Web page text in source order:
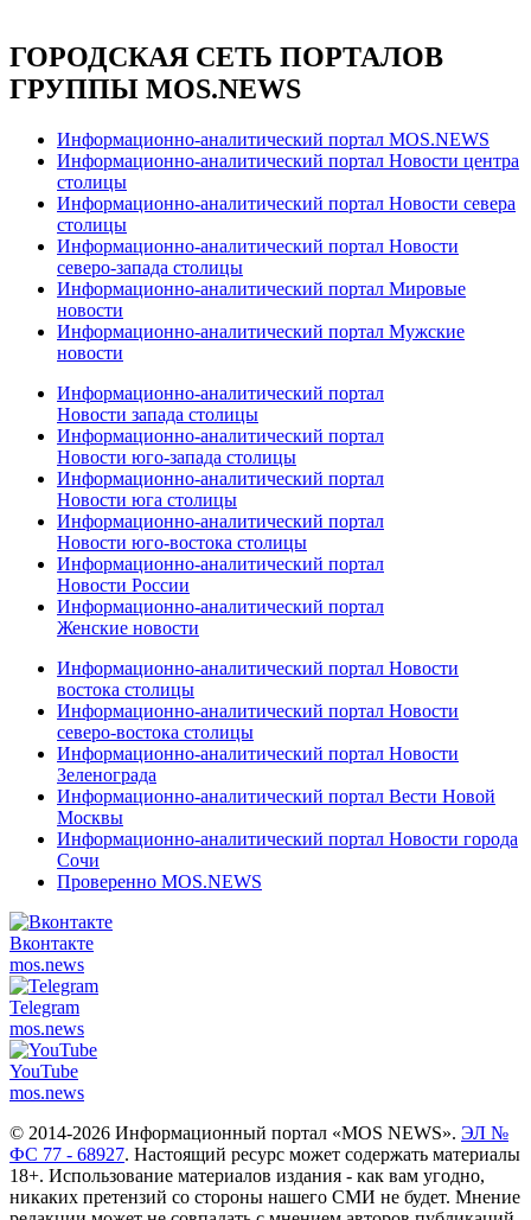
ГОРОДСКАЯ СЕТЬ ПОРТАЛОВ
ГРУППЫ MOS.NEWS
Информационно-аналитический портал MOS.NEWS
Информационно-аналитический портал Новости центра
столицы
Информационно-аналитический портал Новости севера
столицы
Информационно-аналитический портал Новости
северо-запада столицы
Информационно-аналитический портал Мировые
новости
Информационно-аналитический портал Мужские
новости
Информационно-аналитический портал
Новости запада столицы
Информационно-аналитический портал
Новости юго-запада столицы
Информационно-аналитический портал
Новости юга столицы
Информационно-аналитический портал
Новости юго-востока столицы
Информационно-аналитический портал
Новости России
Информационно-аналитический портал
Женские новости
Информационно-аналитический портал Новости
востока столицы
Информационно-аналитический портал Новости
северо-востока столицы
Информационно-аналитический портал Новости
Зеленограда
Информационно-аналитический портал Вести Новой
Москвы
Информационно-аналитический портал Новости города
Сочи
Проверенно MOS.NEWS
Вконтакте
mos.news
Telegram
mos.news
YouTube
mos.news
© 2014-2026 Информационный портал «MOS NEWS». ЭЛ №
ФС 77 - 68927. Настоящий ресурс может содержать материалы
18+. Использование материалов издания - как вам угодно,
никаких претензий со стороны нашего СМИ не будет. Мнение